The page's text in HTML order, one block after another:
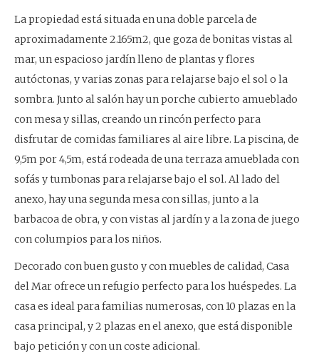
La propiedad está situada en una doble parcela de
aproximadamente 2.165m2, que goza de bonitas vistas al
mar, un espacioso jardín lleno de plantas y flores
autóctonas, y varias zonas para relajarse bajo el sol o la
sombra. Junto al salón hay un porche cubierto amueblado
con mesa y sillas, creando un rincón perfecto para
disfrutar de comidas familiares al aire libre. La piscina, de
9,5m por 4,5m, está rodeada de una terraza amueblada con
sofás y tumbonas para relajarse bajo el sol. Al lado del
anexo, hay una segunda mesa con sillas, junto a la
barbacoa de obra, y con vistas al jardín y a la zona de juego
con columpios para los niños.
Decorado con buen gusto y con muebles de calidad, Casa
del Mar ofrece un refugio perfecto para los huéspedes. La
casa es ideal para familias numerosas, con 10 plazas en la
casa principal, y 2 plazas en el anexo, que está disponible
bajo petición y con un coste adicional.